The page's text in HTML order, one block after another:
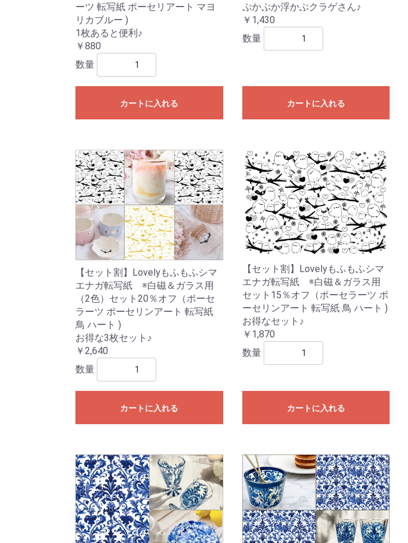
ーツ 転写紙 ポーセリアート マヨ
リカブルー )
1枚あると便利♪
￥880
数量
カートに入れる
ぷかぷか浮かぶクラゲさん♪
￥1,430
数量
カートに入れる
【セット割】Lovelyもふもふシマ
エナガ転写紙 ※白磁＆ガラス用
（2色）セット20％オフ（ポーセ
ラーツ ポーセリンアート 転写紙
鳥 ハート )
お得な3枚セット♪
￥2,640
数量
カートに入れる
【セット割】Lovelyもふもふシマ
エナガ転写紙 ※白磁＆ガラス用
セット15％オフ（ポーセラーツ ポ
ーセリンアート 転写紙 鳥 ハート )
お得なセット♪
￥1,870
数量
カートに入れる